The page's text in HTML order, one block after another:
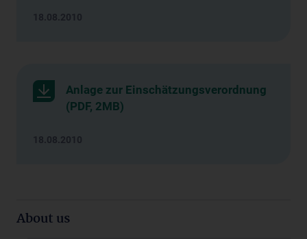
18.08.2010
Anlage zur Einschätzungsverordnung
(PDF, 2MB)
18.08.2010
About us